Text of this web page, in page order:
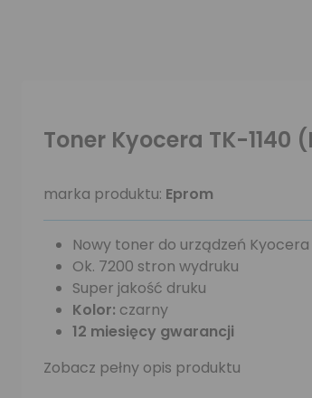
Toner Kyocera TK-1140
marka produktu: Eprom
Nowy toner do urządzeń Kyocera
Ok. 7200 stron wydruku
Super jakość druku
Kolor: czarny
12 miesięcy gwarancji
Zobacz pełny opis produktu